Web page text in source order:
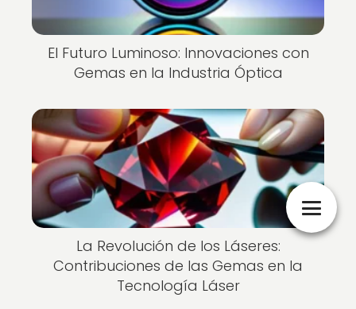
El Futuro Luminoso: Innovaciones con
Gemas en la Industria Óptica
La Revolución de los Láseres:
Contribuciones de las Gemas en la
Tecnología Láser